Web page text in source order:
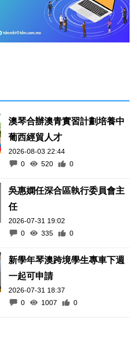
澳琴合辦澳青實習計劃培養中
葡西經貿人才
2026-08-03 22:44
0
520 0
吳惠嫻任深合區執行委員會主
任
2026-07-31 19:02
0
335 0
新學年琴澳跨境學生專車下週
一起可申請
2026-07-31 18:37
0
1007 0